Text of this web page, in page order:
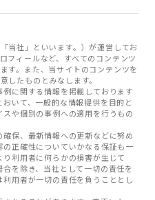
当社」といいます。）が運営してお
フィールなど、すべてのコンテンツ
す。また、当サイトのコンテンツを
したものとみなします。
に関する情報を掲載しております
いて、一般的な情報提供を目的と
や個別の事例への適用を行うもの
保、最新情報への更新などに努め
正確性についていかなる保証も一
利用者に何らかの損害が生じて
を除き、当社として一切の責任を
用者が一切の責任を負うこととし